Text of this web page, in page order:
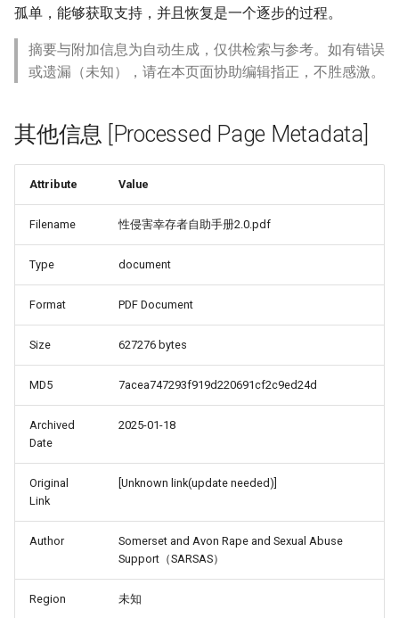
孤单，能够获取支持，并且恢复是一个逐步的过程。
摘要与附加信息为自动生成，仅供检索与参考。如有错误
或遗漏（未知），请在本页面协助编辑指正，不胜感激。
其他信息 [Processed Page Metadata]
Attribute Value
Filename 性侵害幸存者自助手册2.0.pdf
Type document
Format PDF Document
Size 627276 bytes
MD5 7acea747293f919d220691cf2c9ed24d
Archived
Date
2025-01-18
Original
Link
[Unknown link(update needed)]
Author
Somerset and Avon Rape and Sexual Abuse
Support（SARSAS）
Region 未知